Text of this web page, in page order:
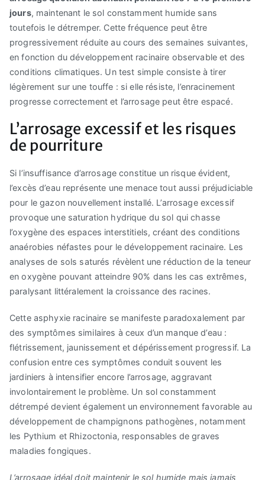
jours, maintenant le sol constamment humide sans
toutefois le détremper. Cette fréquence peut être
progressivement réduite au cours des semaines suivantes,
en fonction du développement racinaire observable et des
conditions climatiques. Un test simple consiste à tirer
légèrement sur une touffe : si elle résiste, l’enracinement
progresse correctement et l’arrosage peut être espacé.
L’arrosage excessif et les risques
de pourriture
Si l’insuffisance d’arrosage constitue un risque évident,
l’excès d’eau représente une menace tout aussi préjudiciable
pour le gazon nouvellement installé. L’arrosage excessif
provoque une saturation hydrique du sol qui chasse
l’oxygène des espaces interstitiels, créant des conditions
anaérobies néfastes pour le développement racinaire. Les
analyses de sols saturés révèlent une réduction de la teneur
en oxygène pouvant atteindre 90% dans les cas extrêmes,
paralysant littéralement la croissance des racines.
Cette asphyxie racinaire se manifeste paradoxalement par
des symptômes similaires à ceux d’un manque d’eau :
flétrissement, jaunissement et dépérissement progressif. La
confusion entre ces symptômes conduit souvent les
jardiniers à intensifier encore l’arrosage, aggravant
involontairement le problème. Un sol constamment
détrempé devient également un environnement favorable au
développement de champignons pathogènes, notamment
les Pythium et Rhizoctonia, responsables de graves
maladies fongiques.
L’arrosage idéal doit maintenir le sol humide mais jamais